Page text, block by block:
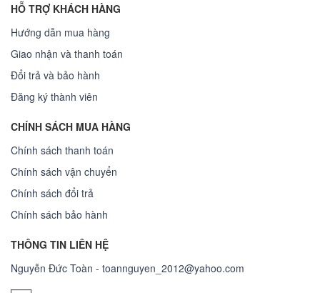
HỖ TRỢ KHÁCH HÀNG
Hướng dẫn mua hàng
Giao nhận và thanh toán
Đổi trả và bảo hành
Đăng ký thành viên
CHÍNH SÁCH MUA HÀNG
Chính sách thanh toán
Chính sách vận chuyển
Chính sách đổi trả
Chính sách bảo hành
THÔNG TIN LIÊN HỆ
Nguyễn Đức Toàn - toannguyen_2012@yahoo.com